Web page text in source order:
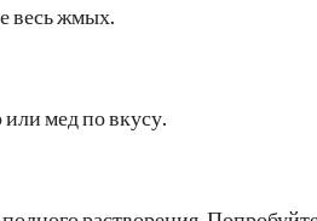
весь жмых.
или мед по вкусу.